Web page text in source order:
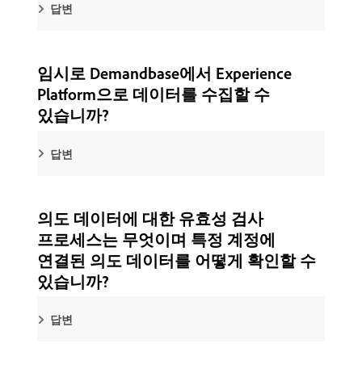
답변
임시로 Demandbase에서 Experience
Platform으로 데이터를 수집할 수
있습니까?
답변
의도 데이터에 대한 유효성 검사
프로세스는 무엇이며 특정 계정에
연결된 의도 데이터를 어떻게 확인할 수
있습니까?
답변